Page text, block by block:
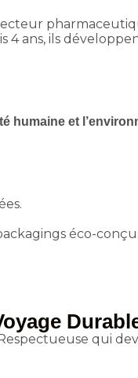
4 ans, ils
humaine et
éco-
qui